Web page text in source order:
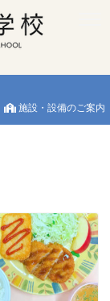
施設・設備のご案内